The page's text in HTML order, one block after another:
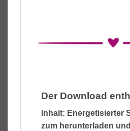
Der Download
Inhalt: Energetisierter
zum herunterladen